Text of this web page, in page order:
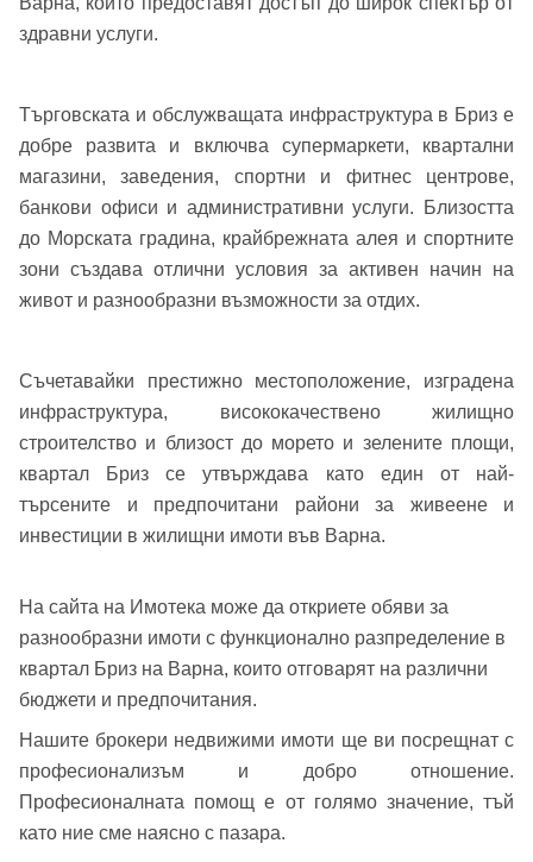
Имейл Адрес
Парола
Забравена парола?
Вход
или използвай профил
здравни услуги.
Търговската и обслужващата инфраструктура в Бриз е
добре развита и включва супермаркети, квартални
магазини, заведения, спортни и фитнес центрове,
банкови офиси и административни услуги. Близостта
до Морската градина, крайбрежната алея и спортните
зони създава отлични условия за активен начин на
живот и разнообразни възможности за отдих.
Съчетавайки престижно местоположение, изградена
инфраструктура, висококачествено жилищно
строителство и близост до морето и зелените площи,
квартал Бриз се утвърждава като един от най-
търсените и предпочитани райони за живеене и
инвестиции в жилищни имоти във Варна.
На сайта на Имотека може да откриете обяви за
разнообразни имоти с функционално разпределение в
квартал Бриз на Варна, които отговарят на различни
бюджети и предпочитания.
Нашите брокери недвижими имоти ще ви посрещнат с
професионализъм и добро отношение.
Професионалната помощ е от голямо значение, тъй
като ние сме наясно с пазара.
Имейл адрес*
Заяви оглед
се обадим възможно най-бързо.